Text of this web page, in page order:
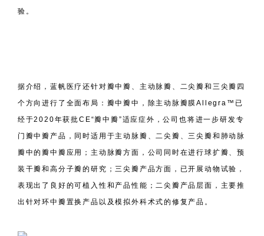
验。
据介绍，蓝帆医疗还针对瓣中瓣、主动脉瓣、二尖瓣和三尖瓣四
个方向进行了全面布局：瓣中瓣中，除主动脉瓣膜Allegra™已
经于2020年获批CE“瓣中瓣”适应症外，公司也将进一步研发专
门瓣中瓣产品，同时适用于主动脉瓣、二尖瓣、三尖瓣和肺动脉
瓣中的瓣中瓣应用；主动脉瓣方面，公司同时在进行球扩瓣、预
装干瓣和高分子瓣的研究；三尖瓣产品方面，已开展动物试验，
表现出了良好的可植入性和产品性能；二尖瓣产品层面，主要推
出针对环中瓣置换产品以及模拟外科术式的修复产品。